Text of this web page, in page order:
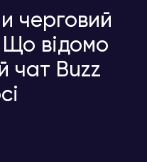
черговий
відомо
чат Buzz